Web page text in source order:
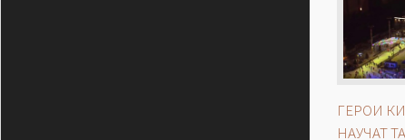
ГЕРОИ
НАУЧАТ